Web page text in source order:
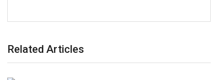
Related Articles